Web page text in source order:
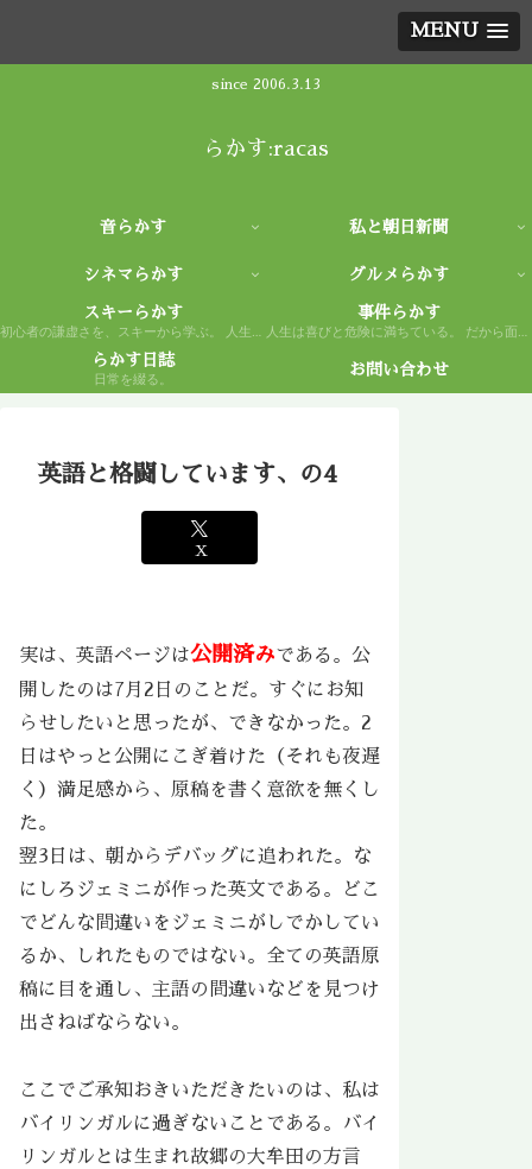
MENU
since 2006.3.13
らかす:racas
音らかす 私と朝日新聞
シネマらかす グルメらかす
スキーらかす
初心者の謙虚さを、スキーから学ぶ。 人生もまた然り。
事件らかす
人生は喜びと危険に満ちている。 だから面白い。
らかす日誌
日常を綴る。
お問い合わせ
英語と格闘しています、の4
X
実は、英語ページは公開済みである。公
開したのは7月2日のことだ。すぐにお知
らせしたいと思ったが、できなかった。2
日はやっと公開にこぎ着けた（それも夜遅
く）満足感から、原稿を書く意欲を無くし
た。
翌3日は、朝からデバッグに追われた。な
にしろジェミニが作った英文である。どこ
でどんな間違いをジェミニがしでかしてい
るか、しれたものではない。全ての英語原
稿に目を通し、主語の間違いなどを見つけ
出さねばならない。
ここでご承知おきいただきたいのは、私は
バイリンガルに過ぎないことである。バイ
リンガルとは生まれ故郷の大牟田の方言